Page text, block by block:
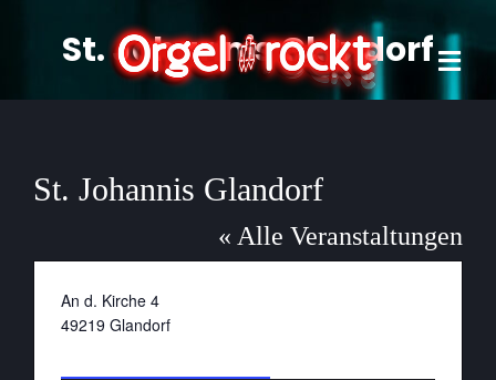
St. Johannis Glandorf
St. Johannis Glandorf
« Alle Veranstaltungen
Adresse
An d. Kirche 4
49219 Glandorf